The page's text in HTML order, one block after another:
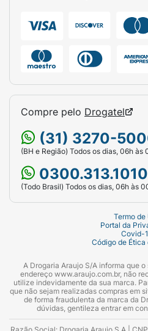
Compre pelo Drogatel
(31) 3270-
(BH e Região) Todos os dias, 06h às
0300.313.1010
(Todo Brasil) Todos os dias, 06h às
Termo de
Portal da
Covid-
Código de Ética
A Drogaria Araujo S/A informa que
endereço www.araujo.com.br, não
utilize indevidamente da sua marca.
que não sejam realizadas compras em
de forma fraudulenta da marca da
dúvidas, gentileza entrar em